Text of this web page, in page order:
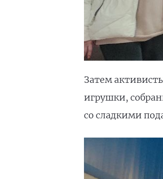
Затем
игрушки,
со сладкими